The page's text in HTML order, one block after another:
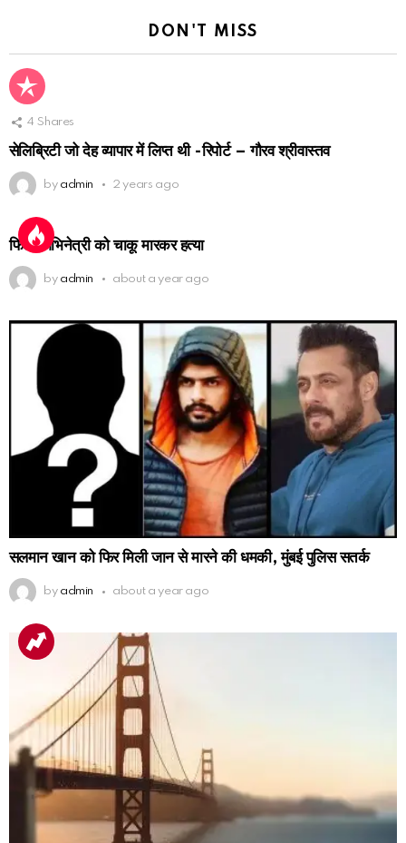
DON'T MISS
4 Shares
सेलिब्रिटी जो देह व्यापार में लिप्त थी -रिपोर्ट – गौरव श्रीवास्तव
by admin 2 years ago
फिल्म अभिनेत्री को चाकू मारकर हत्या
by admin about a year ago
सलमान खान को फिर मिली जान से मारने की धमकी, मुंबई पुलिस सतर्क
by admin about a year ago